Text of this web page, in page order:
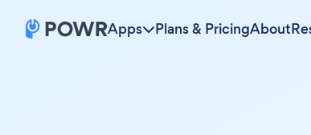
Apps Plans & PricingAbout